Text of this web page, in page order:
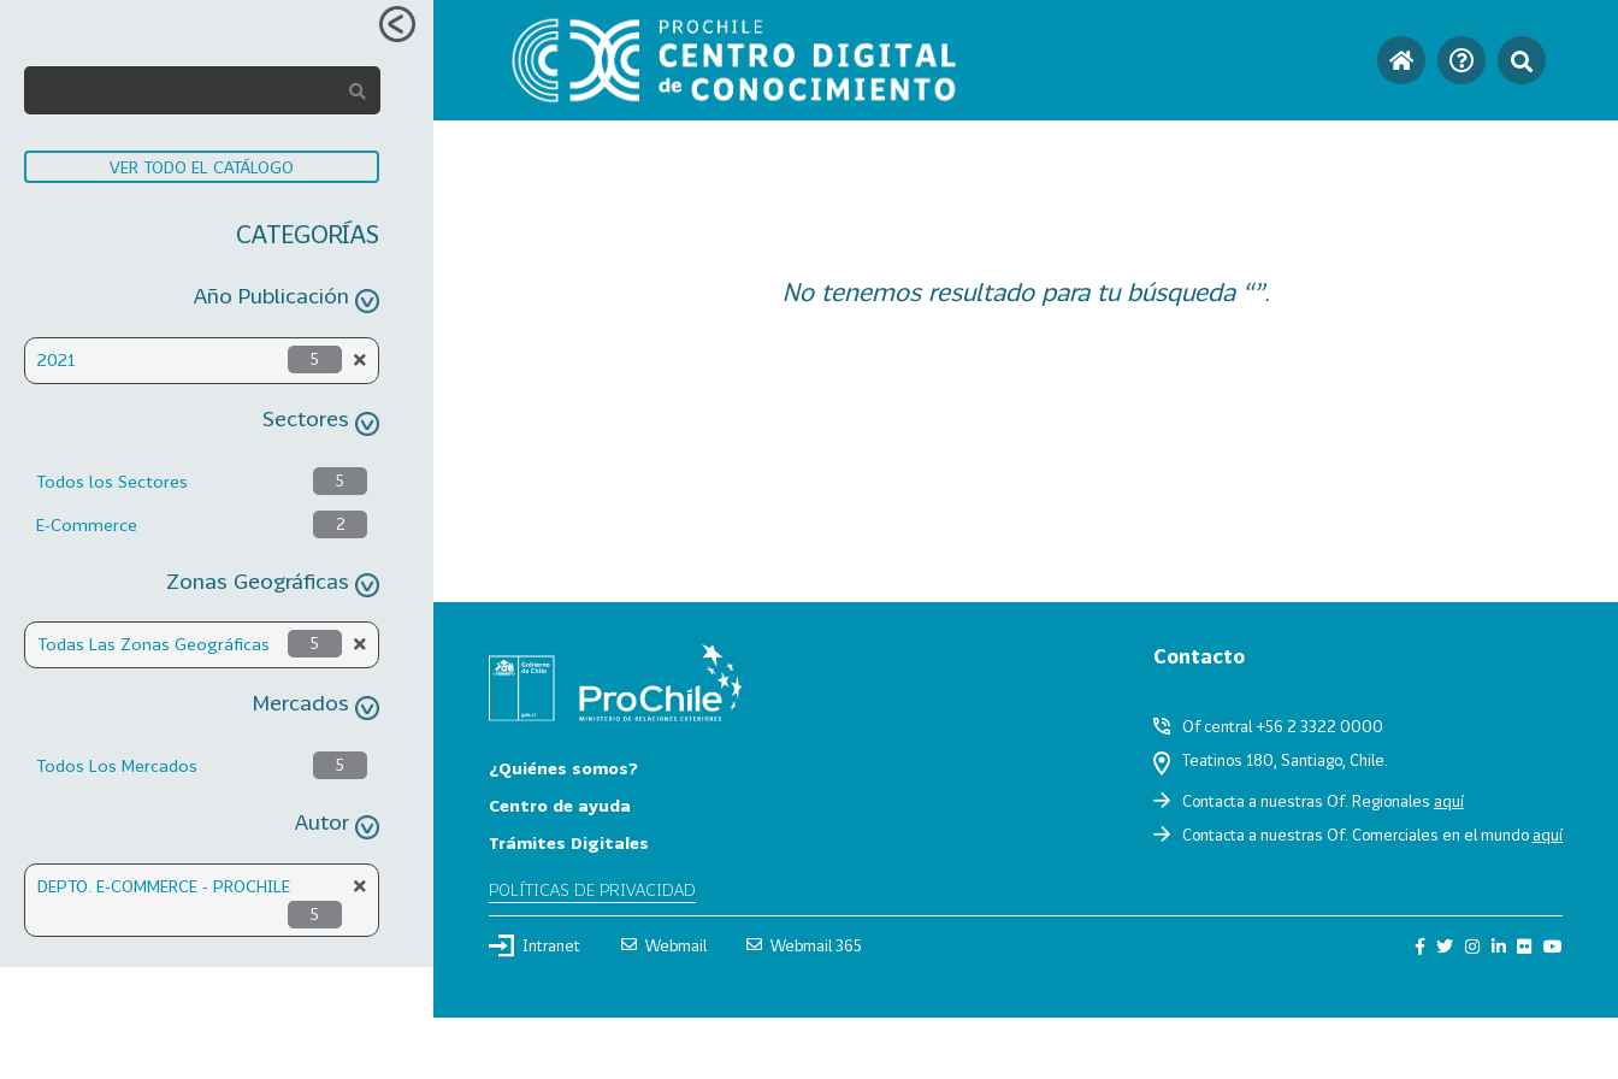
VER TODO EL CATÁLOGO
CATEGORÍAS
Año Publicación
2021 5
Sectores
Todos los Sectores 5
E-Commerce 2
Zonas Geográficas
Todas Las Zonas Geográficas 5
Mercados
Todos Los Mercados 5
Autor
DEPTO. E-COMMERCE - PROCHILE
5
No tenemos resultado para tu búsqueda “”.
¿Quiénes somos?
Centro de ayuda
Trámites Digitales
POLÍTICAS DE PRIVACIDAD
Contacto
Of central +56 2 3322 0000
Teatinos 180, Santiago, Chile.
Contacta a nuestras Of. Regionales aquí
Contacta a nuestras Of. Comerciales en el mundoaquí
Intranet Webmail Webmail 365